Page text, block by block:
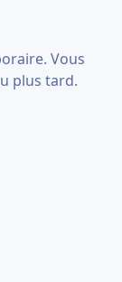
Vous
plus tard.